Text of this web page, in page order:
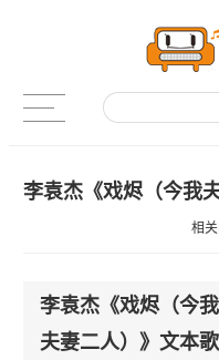
李袁杰《戏烬（今我
相关
李袁杰《戏烬（今我
夫妻二人）》文本歌